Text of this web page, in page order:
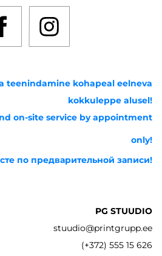
teenindamine kohapeal eelneva
kokkuleppe alusel!
on-site service by appointment
only!
по предварительной записи!
PG STUUDIO
stuudio@printgrupp.ee
(+372) 555 15 626